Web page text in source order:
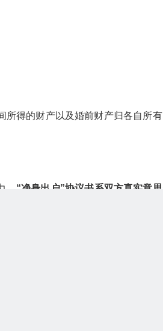
所得的财产以及婚前财产归各自所
“净身出户”协议书系双方真实意